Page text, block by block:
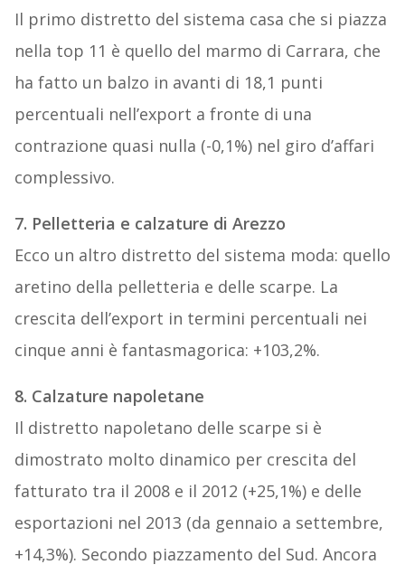
Il primo distretto del sistema casa che si piazza
nella top 11 è quello del marmo di Carrara, che
ha fatto un balzo in avanti di 18,1 punti
percentuali nell’export a fronte di una
contrazione quasi nulla (-0,1%) nel giro d’affari
complessivo.
7. Pelletteria e calzature di Arezzo
Ecco un altro distretto del sistema moda: quello
aretino della pelletteria e delle scarpe. La
crescita dell’export in termini percentuali nei
cinque anni è fantasmagorica: +103,2%.
8. Calzature napoletane
Il distretto napoletano delle scarpe si è
dimostrato molto dinamico per crescita del
fatturato tra il 2008 e il 2012 (+25,1%) e delle
esportazioni nel 2013 (da gennaio a settembre,
+14,3%). Secondo piazzamento del Sud. Ancora